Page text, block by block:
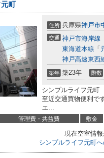
町
住所 兵庫県神戸市
交通 神戸市海岸線
東海道本線 「
神戸高速東西
築年 築23年 階数
シンプルライフ元
至近交通買物便利で
エ...
管理費・共益費 敷金
現在空室情報
シンプルライフ元町